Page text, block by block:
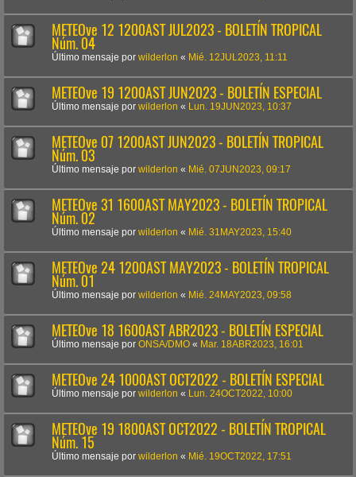
METEOve 12 1200AST JUL2023 - BOLETÍN TROPICAL
Núm. 04
Último mensaje por wilderlon « Mié. 12JUL2023, 11:11
METEOve 19 1200AST JUN2023 - BOLETÍN ESPECIAL
Último mensaje por wilderlon « Lun. 19JUN2023, 10:37
METEOve 07 1200AST JUN2023 - BOLETÍN TROPICAL
Núm. 03
Último mensaje por wilderlon « Mié. 07JUN2023, 09:17
METEOve 31 1600AST MAY2023 - BOLETÍN TROPICAL
Núm. 02
Último mensaje por wilderlon « Mié. 31MAY2023, 15:40
METEOve 24 1200AST MAY2023 - BOLETÍN TROPICAL
Núm. 01
Último mensaje por wilderlon « Mié. 24MAY2023, 09:58
METEOve 18 1600AST ABR2023 - BOLETÍN ESPECIAL
Último mensaje por ONSA/DMO « Mar. 18ABR2023, 16:01
METEOve 24 1000AST OCT2022 - BOLETÍN ESPECIAL
Último mensaje por wilderlon « Lun. 24OCT2022, 10:00
METEOve 19 1800AST OCT2022 - BOLETÍN TROPICAL
Núm. 15
Último mensaje por wilderlon « Mié. 19OCT2022, 17:51